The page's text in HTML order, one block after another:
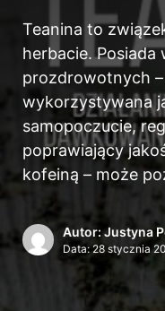
Teanina to
herbacie. Posiada
prozdrowotnych –
wykorzystywana
samopoczucie,
poprawiający
kofeiną – może
Autor: Justyna
Data: 28 stycznia